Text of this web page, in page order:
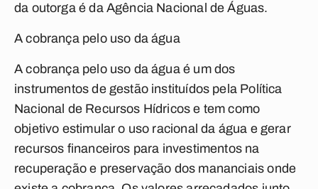
da outorga é da Agência Nacional de Águas.
A cobrança pelo uso da água
A cobrança pelo uso da água é um dos
instrumentos de gestão instituídos pela Política
Nacional de Recursos Hídricos e tem como
objetivo estimular o uso racional da água e gerar
recursos financeiros para investimentos na
recuperação e preservação dos mananciais onde